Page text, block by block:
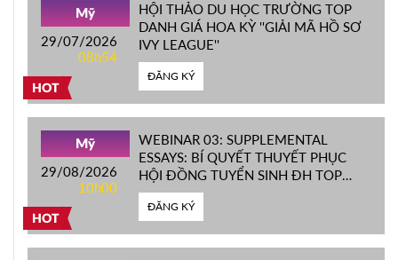
HOT
Mỹ
29/07/2026
08h54
HỘI THẢO DU HỌC TRƯỜNG TOP
DANH GIÁ HOA KỲ ''GIẢI MÃ HỒ SƠ
IVY LEAGUE''
ĐĂNG KÝ
HOT
Mỹ
29/08/2026
10h00
WEBINAR 03: SUPPLEMENTAL
ESSAYS: BÍ QUYẾT THUYẾT PHỤC
HỘI ĐỒNG TUYỂN SINH ĐH TOP
ĐẦU MỸ
ĐĂNG KÝ